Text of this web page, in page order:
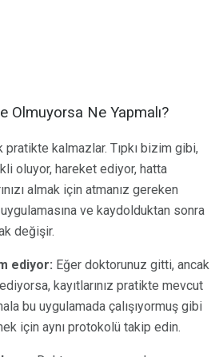
Olmuyorsa Ne Yapmalı?
kalmazlar. Tıpkı bizim gibi,
oluyor, hareket ediyor, hatta
almak için atmanız gereken
ve kaydolduktan sonra
değişir.
ediyor: Eğer doktorunuz gitti, ancak
kayıtlarınız pratikte mevcut
bu uygulamada çalışıyormuş gibi
için aynı protokolü takip edin.